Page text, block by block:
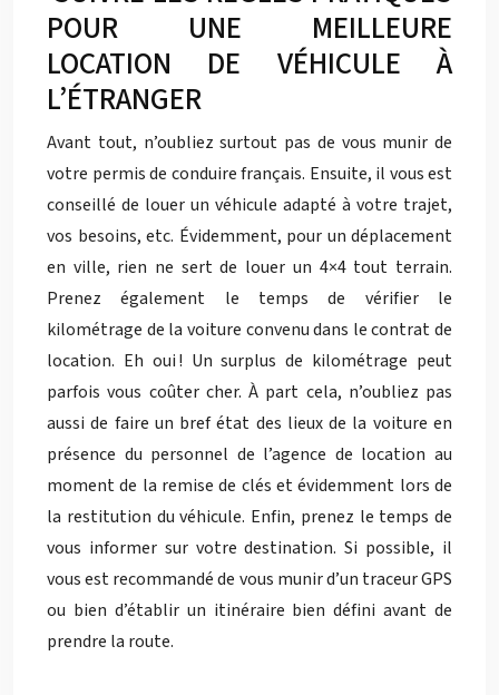
POUR UNE MEILLEURE
LOCATION DE VÉHICULE À
L’ÉTRANGER
Avant tout, n’oubliez surtout pas de vous munir de
votre permis de conduire français. Ensuite, il vous est
conseillé de louer un véhicule adapté à votre trajet,
vos besoins, etc. Évidemment, pour un déplacement
en ville, rien ne sert de louer un 4×4 tout terrain.
Prenez également le temps de vérifier le
kilométrage de la voiture convenu dans le contrat de
location. Eh oui ! Un surplus de kilométrage peut
parfois vous coûter cher. À part cela, n’oubliez pas
aussi de faire un bref état des lieux de la voiture en
présence du personnel de l’agence de location au
moment de la remise de clés et évidemment lors de
la restitution du véhicule. Enfin, prenez le temps de
vous informer sur votre destination. Si possible, il
vous est recommandé de vous munir d’un traceur GPS
ou bien d’établir un itinéraire bien défini avant de
prendre la route.